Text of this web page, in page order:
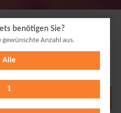
benötigen Sie?
gewünschte Anzahl aus.
Alle
1
anzeigen